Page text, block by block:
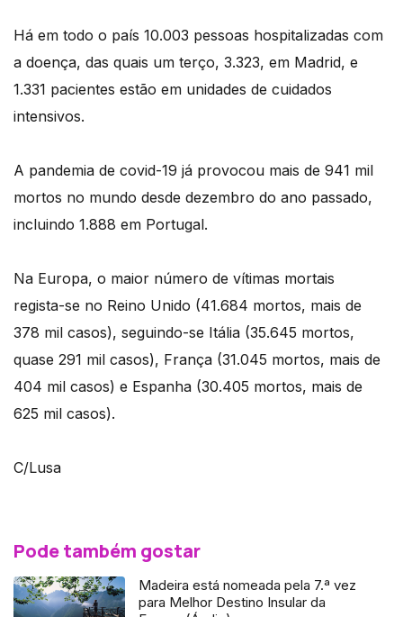
Há em todo o país 10.003 pessoas hospitalizadas com
a doença, das quais um terço, 3.323, em Madrid, e
1.331 pacientes estão em unidades de cuidados
intensivos.
A pandemia de covid-19 já provocou mais de 941 mil
mortos no mundo desde dezembro do ano passado,
incluindo 1.888 em Portugal.
Na Europa, o maior número de vítimas mortais
regista-se no Reino Unido (41.684 mortos, mais de
378 mil casos), seguindo-se Itália (35.645 mortos,
quase 291 mil casos), França (31.045 mortos, mais de
404 mil casos) e Espanha (30.405 mortos, mais de
625 mil casos).
C/Lusa
Pode também gostar
Madeira está nomeada pela 7.ª vez
para Melhor Destino Insular da